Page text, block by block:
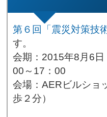
第６回「震災対策技
す。
会期：2015年8月6日
00～17：00
会場：AERビルショ
歩２分）